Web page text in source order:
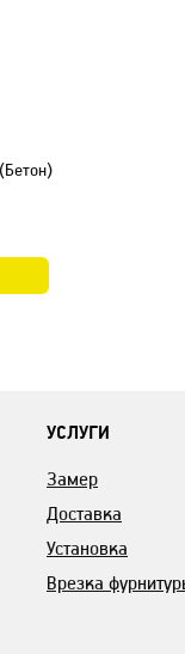
УСЛУГИ
Замер
Доставка
Установка
Врезка